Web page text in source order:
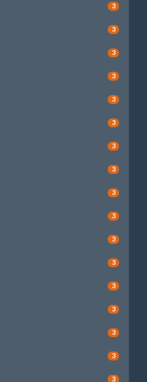
3
3
3
3
3
3
3
3
3
3
3
3
3
3
3
3
3